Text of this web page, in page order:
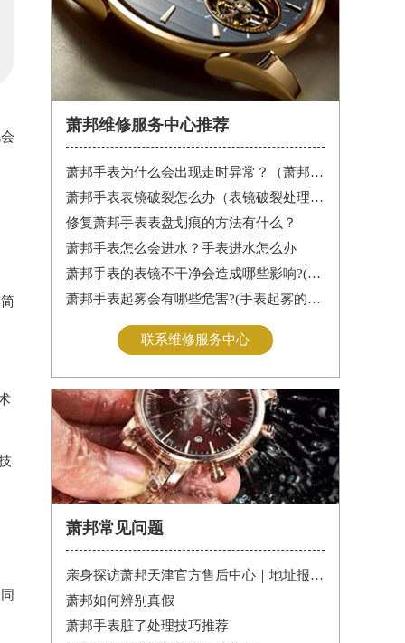
萧邦维修服务中心推荐
萧邦手表为什么会出现走时异常？（萧邦手表走时不准）
萧邦手表表镜破裂怎么办（表镜破裂处理措施）
修复萧邦手表表盘划痕的方法有什么？
萧邦手表怎么会进水？手表进水怎么办
萧邦手表的表镜不干净会造成哪些影响?(表镜有污渍的危害)
萧邦手表起雾会有哪些危害?(手表起雾的危害)
联系维修服务中心
萧邦常见问题
亲身探访萧邦天津官方售后中心｜地址报修全流程真实经历（2026年6月最新）
萧邦如何辨别真假
萧邦手表脏了处理技巧推荐